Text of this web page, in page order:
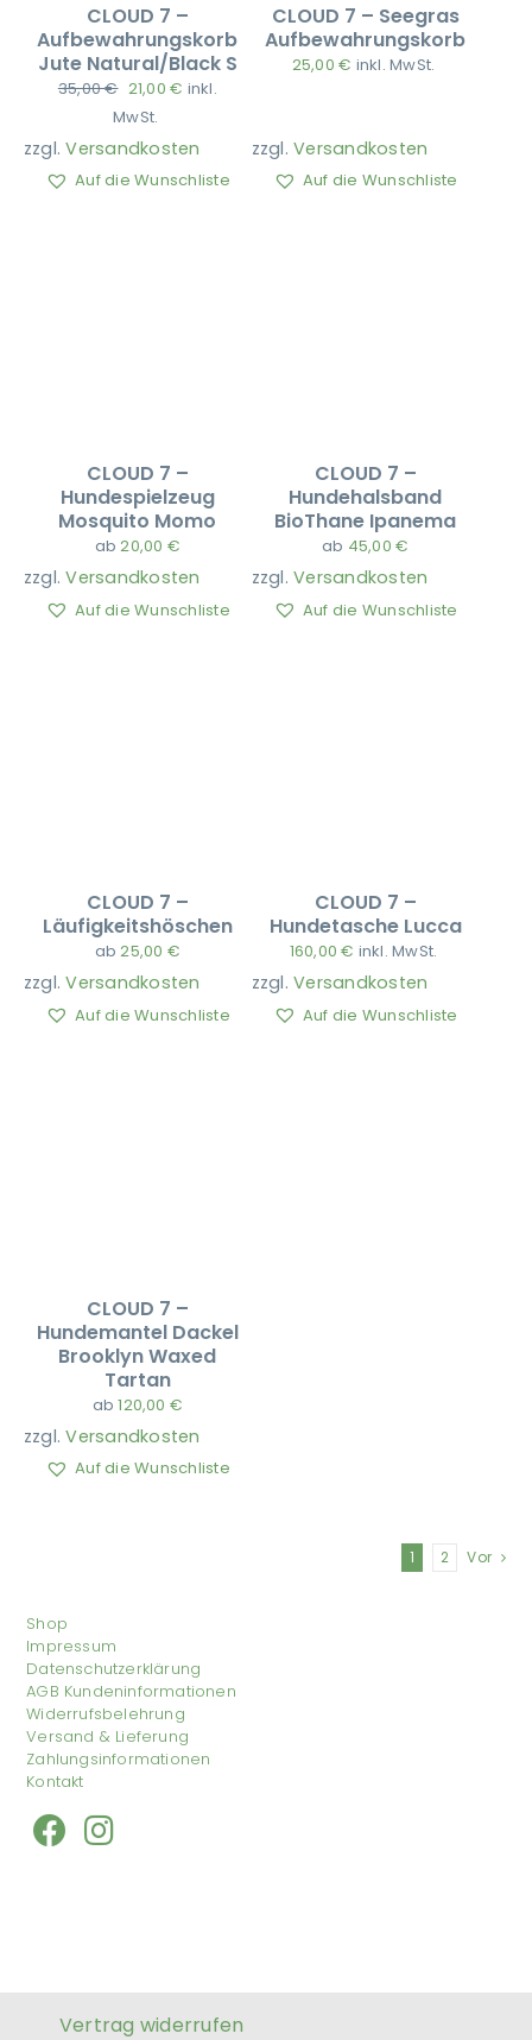
CLOUD 7 –
Aufbewahrungskorb
Jute Natural/Black S
35,00€ Ursprünglicher
war:
35,00 €
21,00€ Aktueller
21,00 €.
inkl.
MwSt.
zzgl.Versandkosten
Auf die Wunschliste
CLOUD 7 – Seegras
Aufbewahrungskorb
25,00€ inkl. MwSt.
zzgl.Versandkosten
Auf die Wunschliste
CLOUD 7 –
Hundespielzeug
Mosquito Momo
ab20,00 €
zzgl.Versandkosten
Auf die Wunschliste
CLOUD 7 –
Hundehalsband
BioThane Ipanema
ab 45,00€
zzgl.Versandkosten
Auf die Wunschliste
CLOUD 7 –
Läufigkeitshöschen
ab25,00 €
zzgl.Versandkosten
Auf die Wunschliste
CLOUD 7 –
Hundetasche Lucca
160,00€ inkl. MwSt.
zzgl.Versandkosten
Auf die Wunschliste
CLOUD 7 –
Hundemantel Dackel
Brooklyn Waxed
Tartan
ab120,00 €
zzgl.Versandkosten
Auf die Wunschliste
1 2 Vor
Shop
Impressum
Datenschutzerklärung
AGB Kundeninformationen
Widerrufsbelehrung
Versand & Lieferung
Zahlungsinformationen
Kontakt
Vertrag widerrufen